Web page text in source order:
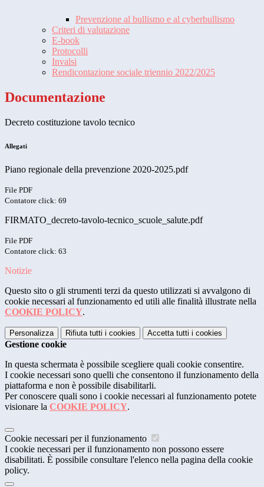
Prevenzione al bullismo e al cyberbullismo
Criteri di valutazione
E-book
Protocolli
Invalsi
Rendicontazione sociale triennio 2022/2025
Documentazione
Decreto costituzione tavolo tecnico
Allegati
Piano regionale della prevenzione 2020-2025.pdf
File PDF
Contatore click: 69
FIRMATO_decreto-tavolo-tecnico_scuole_salute.pdf
File PDF
Contatore click: 63
Notizie
Questo sito o gli strumenti terzi da questo utilizzati si avvalgono di
cookie necessari al funzionamento ed utili alle finalità illustrate nella
COOKIE POLICY.
Personalizza Rifiuta tutti i cookies Accetta tutti i cookies
Gestione cookie
In questa schermata è possibile scegliere quali cookie consentire.
I cookie necessari sono quelli che consentono il funzionamento della
piattaforma e non è possibile disabilitarli.
Per conoscere quali sono i cookie necessari al funzionamento potete
visionare la COOKIE POLICY.
Cookie necessari per il funzionamento
I cookie necessari per il funzionamento non possono essere
disabilitati. È possibile consultare l'elenco nella pagina della cookie
policy.